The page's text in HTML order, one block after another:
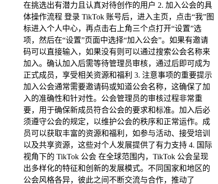
在挑选出有潜力且认真对待创作的用户 2. 加入公会的具
体操作流程 登录 TikTok 账号后，进入主页，点击“我”图
标进入个人中心，再点击右上角三个点打开“设置”选
项，然后在“设置”页面中选择“加入公会”。如果有邀请
码可以直接输入，如果没有则可以通过搜索公会名称来
加入。确认加入后需等待管理员审核，通过后即可成为
正式成员，享受相关资源和福利 3. 注意事项的重要提示
加入公会通常需要邀请码或知道公会名称，这确保了加
入的准确性和针对性。公会管理员的审核过程非常重
要，用于确保新成员符合公会的要求和标准。加入后必
须遵守公会的规定，以维护公会的秩序和正常运作。成
员可以获取丰富的资源和福利，如参与活动、接受培训
以及共享资源，这些对个人发展提供了有力支持 4. 国际
视角下的 TikTok 公会 在全球范围内，TikTok 公会呈现
出多样化的特征和创新的发展模式。不同国家和地区的
公会风格各异，彼此之间不断交流与合作，推动了